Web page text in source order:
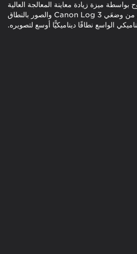
ميزة زيادة معاينة المعالجة العالية
الوضوح، بينما يوفر كل من وضعَي Canon Log 3 والصور بالنطاق
الواسع نطاقًا ديناميكيًّا أوسع لتصويره.